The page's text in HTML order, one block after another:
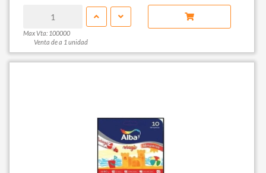
Max Vta: 100000
Venta de a 1 unidad